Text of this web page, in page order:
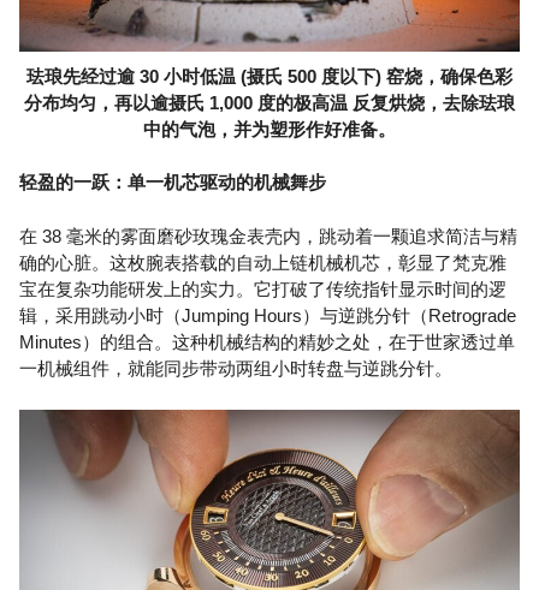
珐琅先经过逾 30 小时低温 (摄氏 500 度以下) 窑烧，确保色彩
分布均匀，再以逾摄氏 1,000 度的极高温 反复烘烧，去除珐琅
中的气泡，并为塑形作好准备。
轻盈的一跃：单一机芯驱动的机械舞步
在 38 毫米的雾面磨砂玫瑰金表壳内，跳动着一颗追求简洁与精
确的心脏。这枚腕表搭载的自动上链机械机芯，彰显了梵克雅
宝在复杂功能研发上的实力。它打破了传统指针显示时间的逻
辑，采用跳动小时（Jumping Hours）与逆跳分针（Retrograde
Minutes）的组合。这种机械结构的精妙之处，在于世家透过单
一机械组件，就能同步带动两组小时转盘与逆跳分针。